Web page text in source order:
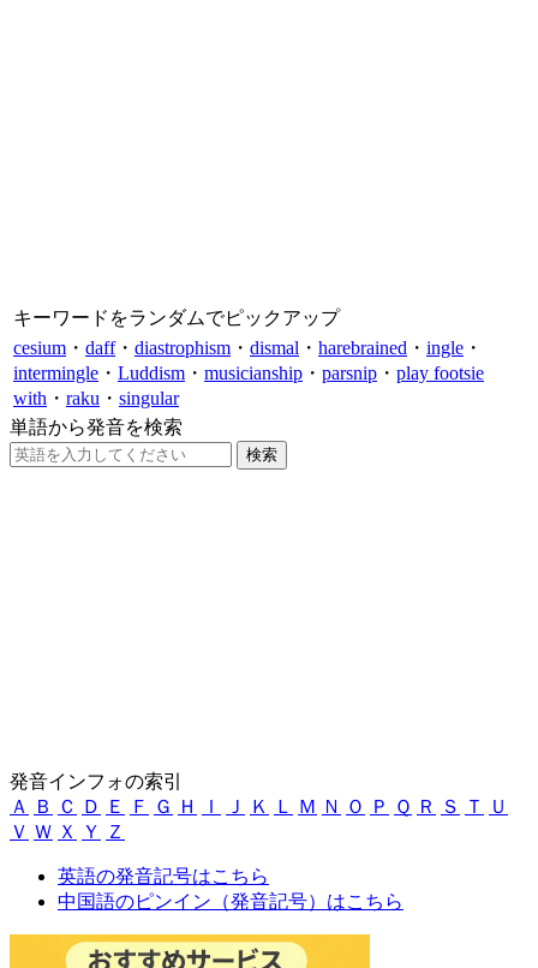
キーワードをランダムでピックアップ
cesium ・ daff・ diastrophism ・ dismal ・ harebrained ・ ingle ・
intermingle ・ Luddism ・ musicianship ・ parsnip ・ play footsie
with ・ raku ・ singular
単語から発音を検索
発音インフォの索引
Ａ
Ｂ Ｃ Ｄ Ｅ Ｆ Ｇ Ｈ Ｉ Ｊ Ｋ Ｌ Ｍ Ｎ Ｏ Ｐ Ｑ Ｒ Ｓ Ｔ
Ｕ
Ｖ Ｗ Ｘ Ｙ Ｚ
英語の発音記号はこちら
中国語のピンイン（発音記号）はこちら